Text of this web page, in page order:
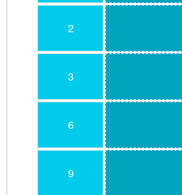
2
3
6
9